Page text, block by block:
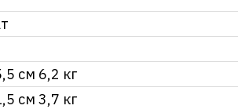
см 6,2 кг
см 3,7 кг